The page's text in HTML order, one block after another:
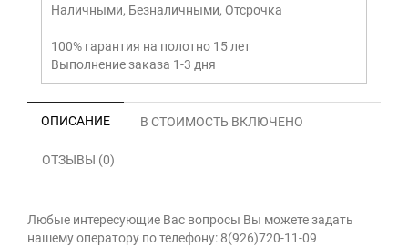
Наличными, Безналичными, Отсрочка
100% гарантия на полотно 15 лет
Выполнение заказа 1-3 дня
ОПИСАНИЕ В СТОИМОСТЬ ВКЛЮЧЕНО
ОТЗЫВЫ (0)
Любые интересующие Вас вопросы Вы можете задать
нашему оператору по телефону: 8(926)720-11-09